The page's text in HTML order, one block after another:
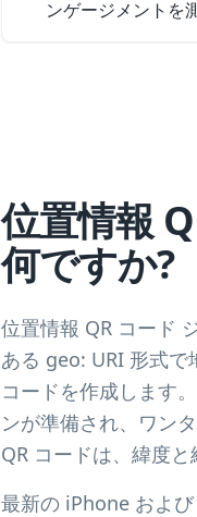
ンゲージメントを
位置情報
何ですか?
位置情報 QR コード
ある geo: URI 形式で
コードを作成します
ンが準備され、ワン
QR コードは、緯度と
最新の iPhone およ